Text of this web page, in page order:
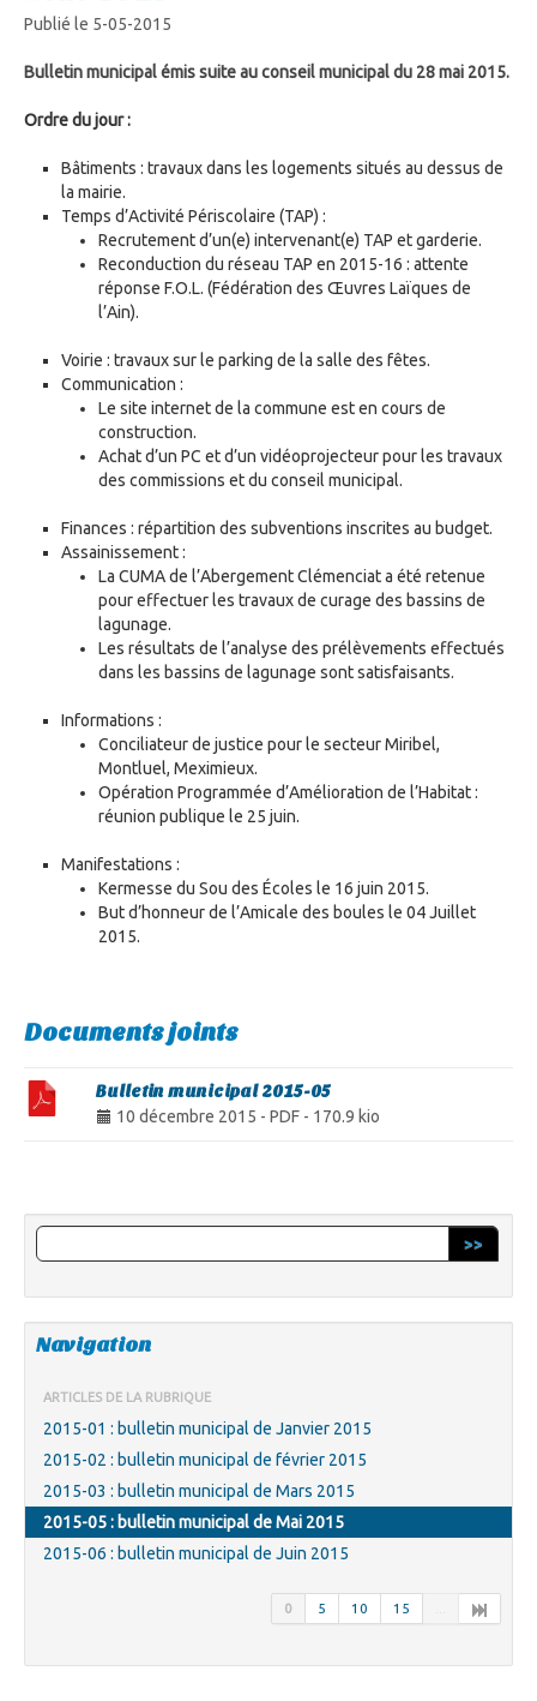
Publié le 5-05-2015
Bulletin municipal émis suite au conseil municipal du 28 mai 2015.
Ordre du jour :
Bâtiments : travaux dans les logements situés au dessus de
la mairie.
Temps d’Activité Périscolaire (TAP) :
Recrutement d’un(e) intervenant(e) TAP et garderie.
Reconduction du réseau TAP en 2015-16 : attente
réponse F.O.L. (Fédération des Œuvres Laïques de
l’Ain).
Voirie : travaux sur le parking de la salle des fêtes.
Communication :
Le site internet de la commune est en cours de
construction.
Achat d’un PC et d’un vidéoprojecteur pour les travaux
des commissions et du conseil municipal.
Finances : répartition des subventions inscrites au budget.
Assainissement :
La CUMA de l’Abergement Clémenciat a été retenue
pour effectuer les travaux de curage des bassins de
lagunage.
Les résultats de l’analyse des prélèvements effectués
dans les bassins de lagunage sont satisfaisants.
Informations :
Conciliateur de justice pour le secteur Miribel,
Montluel, Meximieux.
Opération Programmée d’Amélioration de l’Habitat :
réunion publique le 25 juin.
Manifestations :
Kermesse du Sou des Écoles le 16 juin 2015.
But d’honneur de l’Amicale des boules le 04 Juillet
2015.
Documents joints
Bulletin municipal 2015-05
10 décembre 2015 - PDF - 170.9 kio
>>
Navigation
ARTICLES DE LA RUBRIQUE
2015-01 : bulletin municipal de Janvier 2015
2015-02 : bulletin municipal de février 2015
2015-03 : bulletin municipal de Mars 2015
2015-05 : bulletin municipal de Mai 2015
2015-06 : bulletin municipal de Juin 2015
0 5 10 15